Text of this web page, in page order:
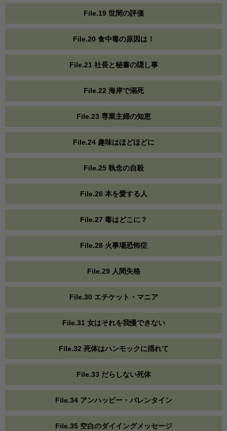
File.19 世間の評価
File.20 食中毒の原因は！
File.21 社長と秘書の隠し事
File.22 海岸で溺死
File.23 専業主婦の知恵
File.24 趣味はほどほどに
File.25 執念の自殺
File.26 本を愛する人
File.27 毒はどこに？
File.28 火事場恐怖症
File.29 人間失格
File.30 エチケット・マニア
File.31 女はそれを我慢できない
File.32 死体はハンモックに揺れて
File.33 だらしない死体
File.34 アンハッピー・バレンタイン
File.35 空白のダイイングメッセージ